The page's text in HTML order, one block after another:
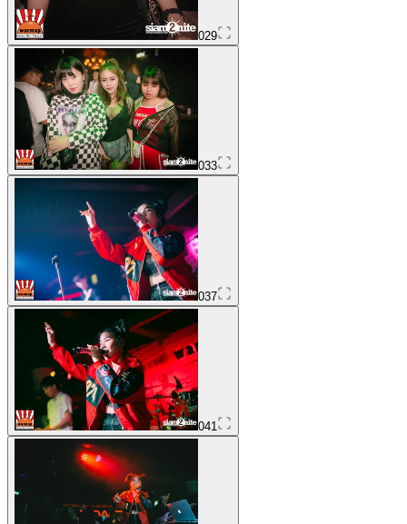
029
033
037
041